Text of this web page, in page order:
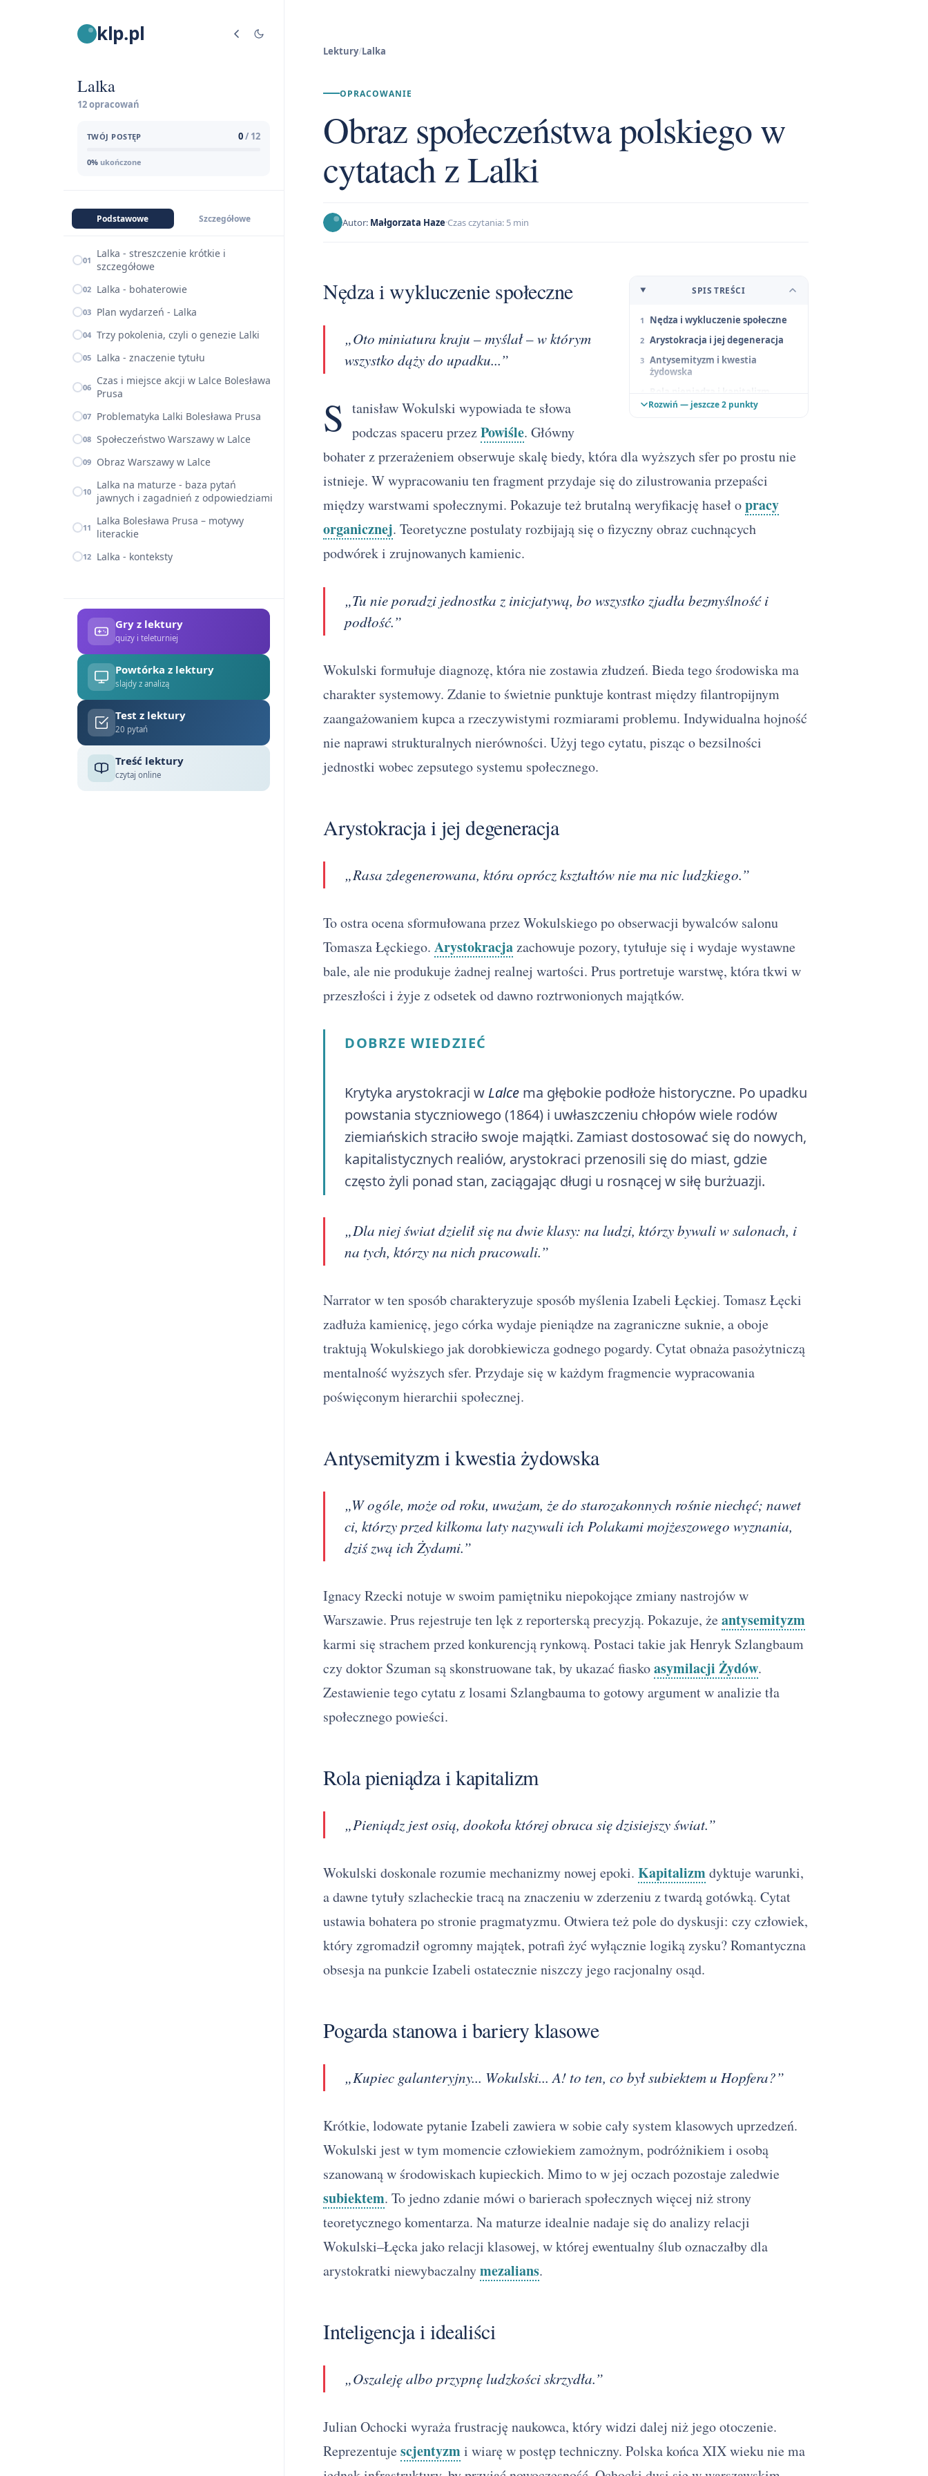
klp.pl
Lalka
12 opracowań
TWÓJ POSTĘP 0/ 12
0% ukończone
Podstawowe Szczegółowe
01
Lalka - streszczenie krótkie i
szczegółowe
02 Lalka - bohaterowie
03 Plan wydarzeń - Lalka
04 Trzy pokolenia, czyli o genezie Lalki
05 Lalka - znaczenie tytułu
06 Czas i miejsce akcji w Lalce Bolesława
Prusa
07 Problematyka Lalki Bolesława Prusa
08 Społeczeństwo Warszawy w Lalce
09 Obraz Warszawy w Lalce
10 Lalka na maturze - baza pytań
jawnych i zagadnień z odpowiedziami
11
Lalka Bolesława Prusa – motywy
literackie
12 Lalka - konteksty
Gry z lektury
quizy i teleturniej
Powtórka z lektury
slajdy z analizą
Test z lektury
20 pytań
Treść lektury
czytaj online
Lektury/Lalka
OPRACOWANIE
Obraz społeczeństwa polskiego w
cytatach z Lalki
Autor: Małgorzata Haze Czas czytania: 5 min
SPIS TREŚCI
Nędza i wykluczenie społeczne
Arystokracja i jej degeneracja
Antysemityzm i kwestia
żydowska
Pogarda stanowa i bariery
Rozwiń — jeszcze 2 punkty
Nędza i wykluczenie społeczne
„Oto miniatura kraju – myślał – w którym
wszystko dąży do upadku...”
S tanisław Wokulski wypowiada te słowa
podczas spaceru przezPowiśle. Główny
bohater z przerażeniem obserwuje skalę biedy, która dla wyższych sfer po prostu nie
istnieje. W wypracowaniu ten fragment przydaje się do zilustrowania przepaści
między warstwami społecznymi. Pokazuje też brutalną weryfikację haseł opracy
organicznej. Teoretyczne postulaty rozbijają się o fizyczny obraz cuchnących
podwórek i zrujnowanych kamienic.
„Tu nie poradzi jednostka z inicjatywą, bo wszystko zjadła bezmyślność i
podłość.”
Wokulski formułuje diagnozę, która nie zostawia złudzeń. Bieda tego środowiska ma
charakter systemowy. Zdanie to świetnie punktuje kontrast między filantropijnym
zaangażowaniem kupca a rzeczywistymi rozmiarami problemu. Indywidualna hojność
nie naprawi strukturalnych nierówności. Użyj tego cytatu, pisząc o bezsilności
jednostki wobec zepsutego systemu społecznego.
Arystokracja i jej degeneracja
„Rasa zdegenerowana, która oprócz kształtów nie ma nic ludzkiego.”
To ostra ocena sformułowana przez Wokulskiego po obserwacji bywalców salonu
Tomasza Łęckiego. Arystokracjazachowuje pozory, tytułuje się i wydaje wystawne
bale, ale nie produkuje żadnej realnej wartości. Prus portretuje warstwę, która tkwi w
przeszłości i żyje z odsetek od dawno roztrwonionych majątków.
DOBRZE WIEDZIEĆ
Krytyka arystokracji w Lalce ma głębokie podłoże historyczne. Po upadku
powstania styczniowego (1864) i uwłaszczeniu chłopów wiele rodów
ziemiańskich straciło swoje majątki. Zamiast dostosować się do nowych,
kapitalistycznych realiów, arystokraci przenosili się do miast, gdzie
często żyli ponad stan, zaciągając długi u rosnącej w siłę burżuazji.
„Dla niej świat dzielił się na dwie klasy: na ludzi, którzy bywali w salonach, i
na tych, którzy na nich pracowali.”
Narrator w ten sposób charakteryzuje sposób myślenia Izabeli Łęckiej. Tomasz Łęcki
zadłuża kamienicę, jego córka wydaje pieniądze na zagraniczne suknie, a oboje
traktują Wokulskiego jak dorobkiewicza godnego pogardy. Cytat obnaża pasożytniczą
mentalność wyższych sfer. Przydaje się w każdym fragmencie wypracowania
poświęconym hierarchii społecznej.
Antysemityzm i kwestia żydowska
„W ogóle, może od roku, uważam, że do starozakonnych rośnie niechęć; nawet
ci, którzy przed kilkoma laty nazywali ich Polakami mojżeszowego wyznania,
dziś zwą ich Żydami.”
Ignacy Rzecki notuje w swoim pamiętniku niepokojące zmiany nastrojów w
Warszawie. Prus rejestruje ten lęk z reporterską precyzją. Pokazuje, żeantysemityzm
karmi się strachem przed konkurencją rynkową. Postaci takie jak Henryk Szlangbaum
czy doktor Szuman są skonstruowane tak, by ukazać fiaskoasymilacji Żydów.
Zestawienie tego cytatu z losami Szlangbauma to gotowy argument w analizie tła
społecznego powieści.
Rola pieniądza i kapitalizm
„Pieniądz jest osią, dookoła której obraca się dzisiejszy świat.”
Wokulski doskonale rozumie mechanizmy nowej epoki. Kapitalizmdyktuje warunki,
a dawne tytuły szlacheckie tracą na znaczeniu w zderzeniu z twardą gotówką. Cytat
ustawia bohatera po stronie pragmatyzmu. Otwiera też pole do dyskusji: czy człowiek,
który zgromadził ogromny majątek, potrafi żyć wyłącznie logiką zysku? Romantyczna
obsesja na punkcie Izabeli ostatecznie niszczy jego racjonalny osąd.
Pogarda stanowa i bariery klasowe
„Kupiec galanteryjny... Wokulski... A! to ten, co był subiektem u Hopfera?”
Krótkie, lodowate pytanie Izabeli zawiera w sobie cały system klasowych uprzedzeń.
Wokulski jest w tym momencie człowiekiem zamożnym, podróżnikiem i osobą
szanowaną w środowiskach kupieckich. Mimo to w jej oczach pozostaje zaledwie
subiektem. To jedno zdanie mówi o barierach społecznych więcej niż strony
teoretycznego komentarza. Na maturze idealnie nadaje się do analizy relacji
Wokulski–Łęcka jako relacji klasowej, w której ewentualny ślub oznaczałby dla
arystokratki niewybaczalnymezalians.
Inteligencja i idealiści
„Oszaleję albo przypnę ludzkości skrzydła.”
Julian Ochocki wyraża frustrację naukowca, który widzi dalej niż jego otoczenie.
Reprezentujescjentyzmi wiarę w postęp techniczny. Polska końca XIX wieku nie ma